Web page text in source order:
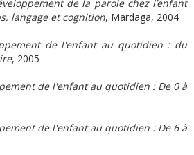
de la parole chez l’enfant
langage et cognition, Mardaga, 2004
de l'enfant au quotidien : du
, 2005
de l'enfant au quotidien : De 0 à
de l'enfant au quotidien : De 6 à